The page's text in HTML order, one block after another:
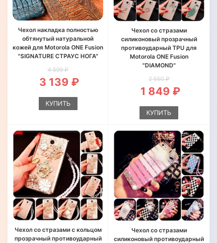
Чехол накладка полностью
обтянутый натуральной
кожей для Motorola ONE Fusion
"SIGNATURE СТРАУС НОГА"
4 599 ₽
3 139 ₽
КУПИТЬ
Чехол со стразами
силиконовый прозрачный
противоударный TPU для
Motorola ONE Fusion
"DIAMOND"
2 550 ₽
1 849 ₽
КУПИТЬ
Чехол со стразами с кольцом
прозрачный противоударный
Чехол со стразами
силиконовый противоударный